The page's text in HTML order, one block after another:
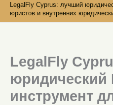
LegalFly Cyprus: лучший
юристов и внутренних
LegalFly
юридический
инструмент